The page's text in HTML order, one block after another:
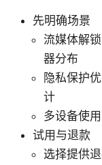
先明确场景
流媒体解
器分布
隐私保护
计
多设备使
试用与退款
选择提供